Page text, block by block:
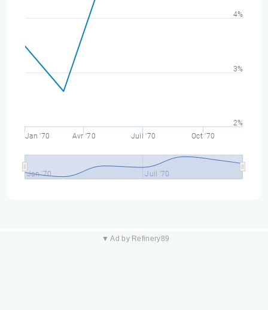
Jan '70 Avr '70 Juil '70 Oct '70
Jan '70 Juil '70
2%
3%
4%
▼ Ad by Refinery89